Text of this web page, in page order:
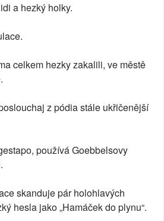
a hezký holky.
celkem hezky zakalili, ve městě
z pódia stále ukřičenější
používá Goebbelsovy
skanduje pár holohlavých
hesla jako „Hamáček do plynu“.